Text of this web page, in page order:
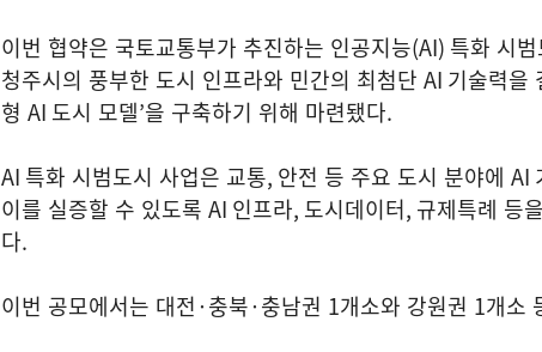
이번 협약은 국토교통부가 추진하는 인공지능(AI) 특화 시
청주시의 풍부한 도시 인프라와 민간의 최첨단 AI 기술력을
형 AI 도시 모델’을 구축하기 위해 마련됐다.
AI 특화 시범도시 사업은 교통, 안전 등 주요 도시 분야에 AI
이를 실증할 수 있도록 AI 인프라, 도시데이터, 규제특례 등
다.
이번 공모에서는 대전·충북·충남권 1개소와 강원권 1개소